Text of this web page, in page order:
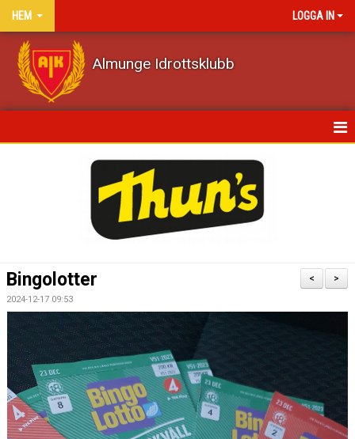
HEM LOGGA IN
Almunge Idrottsklubb
MATCHER
DOKUMENT
KONTAKT
OM KLUBBEN
STARTA ETT LAG
>
<
Bingolotter
2024-12-17 09:53